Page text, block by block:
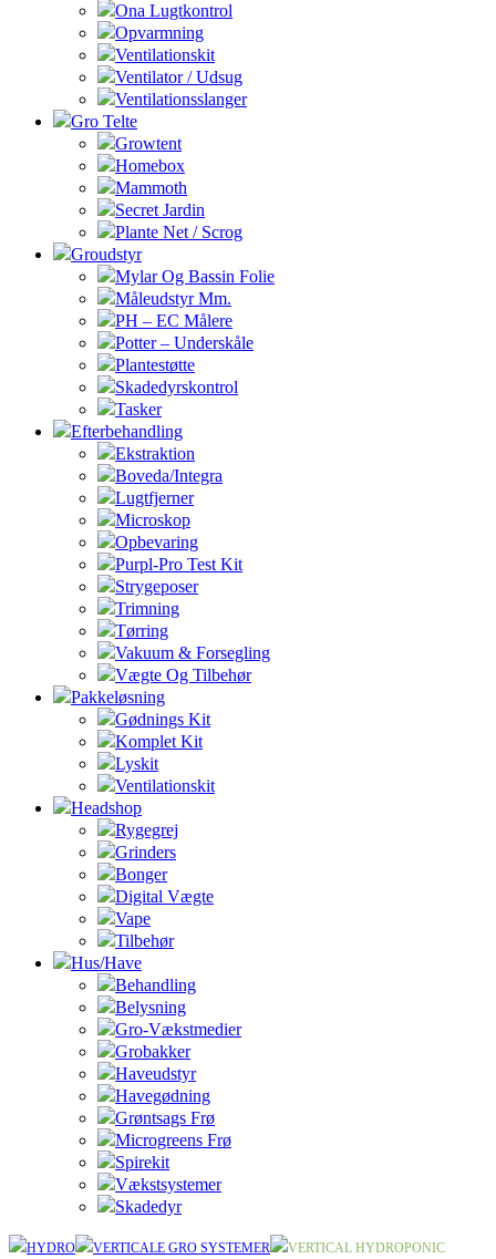
Ona Lugtkontrol
Opvarmning
Ventilationskit
Ventilator / Udsug
Ventilationsslanger
Gro Telte
Growtent
Homebox
Mammoth
Secret Jardin
Plante Net / Scrog
Groudstyr
Mylar Og Bassin Folie
Måleudstyr Mm.
PH – EC Målere
Potter – Underskåle
Plantestøtte
Skadedyrskontrol
Tasker
Efterbehandling
Ekstraktion
Boveda/Integra
Lugtfjerner
Microskop
Opbevaring
Purpl-Pro Test Kit
Strygeposer
Trimning
Tørring
Vakuum & Forsegling
Vægte Og Tilbehør
Pakkeløsning
Gødnings Kit
Komplet Kit
Lyskit
Ventilationskit
Headshop
Rygegrej
Grinders
Bonger
Digital Vægte
Vape
Tilbehør
Hus/Have
Behandling
Belysning
Gro-Vækstmedier
Grobakker
Haveudstyr
Havegødning
Grøntsags Frø
Microgreens Frø
Spirekit
Vækstsystemer
Skadedyr
HYDRO VERTICALE GRO SYSTEMER
VERTICAL HYDROPONIC